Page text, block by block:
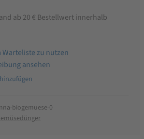
ab 20 € Bestellwert innerhalb
Warteliste zu nutzen
ansehen
biogemuese-0